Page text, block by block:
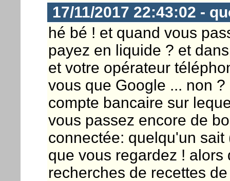
17/11/2017 22:43:02 -
hé bé ! et quand vous
payez en liquide ? et
et votre opérateur
vous que Google ... non
compte bancaire sur
vous passez encore de
connectée: quelqu'un
que vous regardez !
recherches de recettes